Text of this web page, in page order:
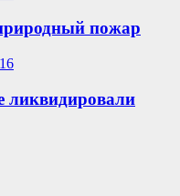
пожар
ликвидировали